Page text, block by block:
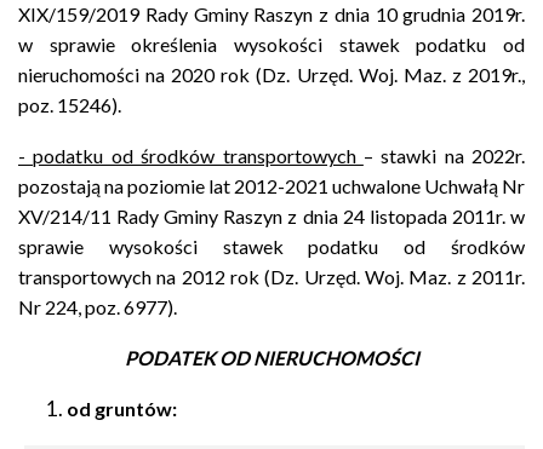
XIX/159/2019 Rady Gminy Raszyn z dnia 10 grudnia 2019r.
w sprawie określenia wysokości stawek podatku od
nieruchomości na 2020 rok (Dz. Urzęd. Woj. Maz. z 2019r.,
poz. 15246).
- podatku od środków transportowych – stawki na 2022r.
pozostają na poziomie lat 2012-2021 uchwalone Uchwałą Nr
XV/214/11 Rady Gminy Raszyn z dnia 24 listopada 2011r. w
sprawie wysokości stawek podatku od środków
transportowych na 2012 rok (Dz. Urzęd. Woj. Maz. z 2011r.
Nr 224, poz. 6977).
PODATEK OD NIERUCHOMOŚCI
od gruntów: